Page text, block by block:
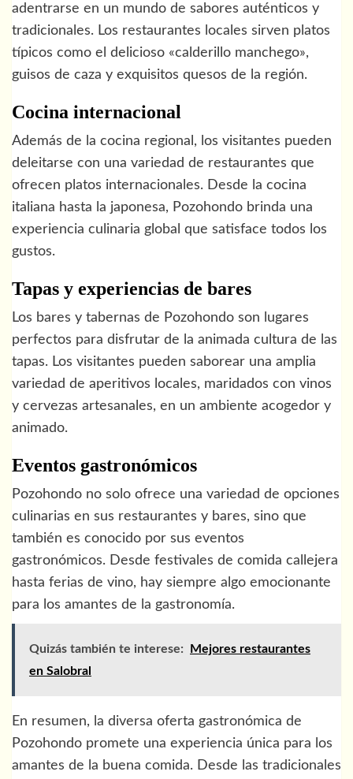
adentrarse en un mundo de sabores auténticos y
tradicionales. Los restaurantes locales sirven platos
típicos como el delicioso «calderillo manchego»,
guisos de caza y exquisitos quesos de la región.
Cocina internacional
Además de la cocina regional, los visitantes pueden
deleitarse con una variedad de restaurantes que
ofrecen platos internacionales. Desde la cocina
italiana hasta la japonesa, Pozohondo brinda una
experiencia culinaria global que satisface todos los
gustos.
Tapas y experiencias de bares
Los bares y tabernas de Pozohondo son lugares
perfectos para disfrutar de la animada cultura de las
tapas. Los visitantes pueden saborear una amplia
variedad de aperitivos locales, maridados con vinos
y cervezas artesanales, en un ambiente acogedor y
animado.
Eventos gastronómicos
Pozohondo no solo ofrece una variedad de opciones
culinarias en sus restaurantes y bares, sino que
también es conocido por sus eventos
gastronómicos. Desde festivales de comida callejera
hasta ferias de vino, hay siempre algo emocionante
para los amantes de la gastronomía.
Quizás también te interese:
Mejores restaurantes
en Salobral
En resumen, la diversa oferta gastronómica de
Pozohondo promete una experiencia única para los
amantes de la buena comida. Desde las tradicionales